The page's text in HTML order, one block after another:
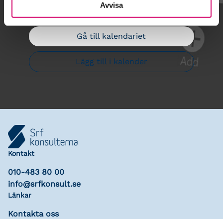
Avvisa
Gå till kalendariet
Lägg till i kalender
Kontakt
010-483 80 00
info@srfkonsult.se
Länkar
Kontakta oss